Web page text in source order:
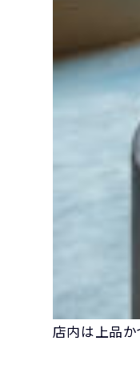
店内は上品か